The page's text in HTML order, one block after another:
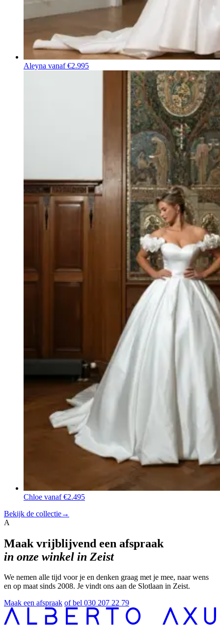
Aleyna vanaf €2.995
Chloe vanaf €2.495
Bekijk de collectie→
A
Maak vrijblijvend een afspraak
in onze winkel in Zeist
We nemen alle tijd voor je en denken graag met je mee, naar wens
en op maat sinds 2008. Je vindt ons aan de Slotlaan in Zeist.
Maak een afspraak of bel 030 207 22 79